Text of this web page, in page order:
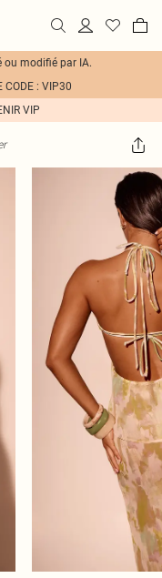
ou modifié par IA.
CODE : VIP30
VIP